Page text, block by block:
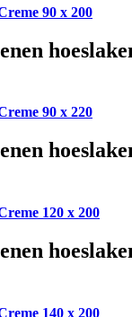
90 x 200
90 x 220
120 x 200
140 x 200